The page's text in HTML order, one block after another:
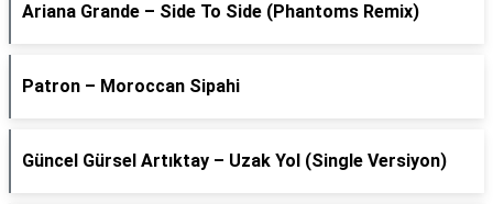
Ariana Grande – Side To Side (Phantoms Remix)
Patron – Moroccan Sipahi
Güncel Gürsel Artıktay – Uzak Yol (Single Versiyon)